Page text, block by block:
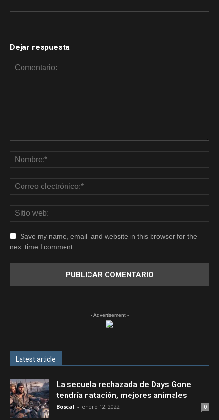
Dejar respuesta
Save my name, email, and website in this browser for the
next time I comment.
- Advertisement -
Latest article
La secuela rechazada de Days Gone
tendría natación, mejores animales
Boscal - enero 12, 2022 0